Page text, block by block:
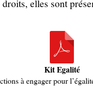
elles sont
Kit Egalité
à engager pour